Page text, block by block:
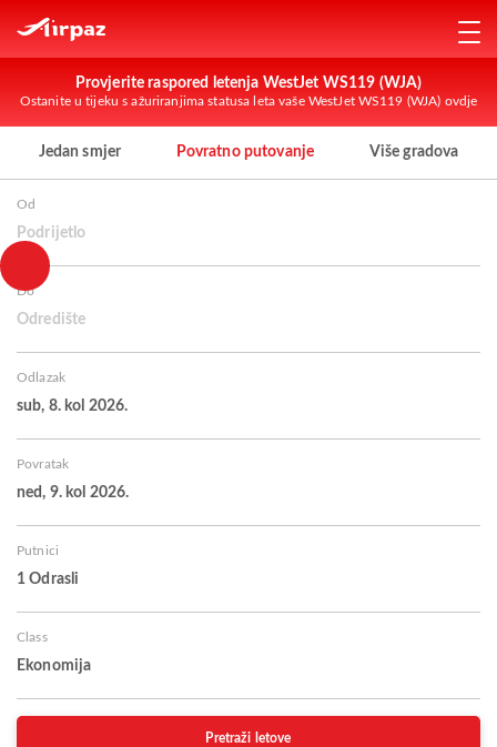
Provjerite raspored letenja WestJet WS119 (WJA)
Ostanite u tijeku s ažuriranjima statusa leta vaše WestJet WS119 (WJA) ovdje
Jedan smjer Povratno putovanje Više gradova
Od
Podrijetlo
Do
Odredište
Odlazak
sub, 8. kol 2026.
Povratak
ned, 9. kol 2026.
Putnici
1 Odrasli
Class
Ekonomija
Pretraži letove